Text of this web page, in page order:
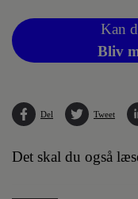
Kan
Bliv
Del Tweet
Det skal du også